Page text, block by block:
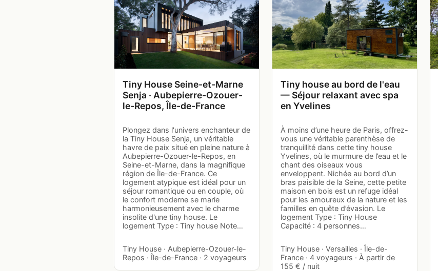
Tiny House Seine-et-Marne
Senja · Aubepierre-Ozouer-
le-Repos, Île-de-France
Plongez dans l'univers enchanteur de
la Tiny House Senja, un véritable
havre de paix situé en pleine nature à
Aubepierre-Ozouer-le-Repos, en
Seine-et-Marne, dans la magnifique
région de Île-de-France. Ce
logement atypique est idéal pour un
séjour romantique ou en couple, où
le confort moderne se marie
harmonieusement avec le charme
insolite d'une tiny house. Le
logement Type : Tiny house Note…
Tiny House · Aubepierre-Ozouer-le-
Repos · Île-de-France · 2 voyageurs
Tiny house au bord de l'eau
— Séjour relaxant avec spa
en Yvelines
À moins d’une heure de Paris, offrez-
vous une véritable parenthèse de
tranquillité dans cette tiny house
Yvelines, où le murmure de l’eau et le
chant des oiseaux vous
enveloppent. Nichée au bord d’un
bras paisible de la Seine, cette petite
maison en bois est un refuge idéal
pour les amoureux de la nature et les
familles en quête d’évasion. Le
logement Type : Tiny House
Capacité : 4 personnes…
Tiny House · Versailles · Île-de-
France · 4 voyageurs · À partir de
155 € / nuit